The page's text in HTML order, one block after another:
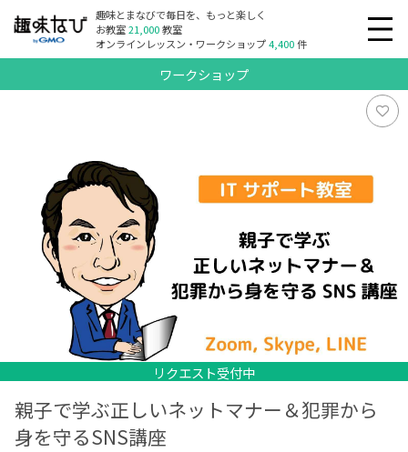
趣味とまなびで毎日を、もっと楽しく
お教室21,000教室
オンラインレッスン・ワークショップ4,400件
ワークショップ
リクエスト受付中
リクエスト受付中
親子で学ぶ正しいネットマナー＆犯罪から
身を守るSNS講座